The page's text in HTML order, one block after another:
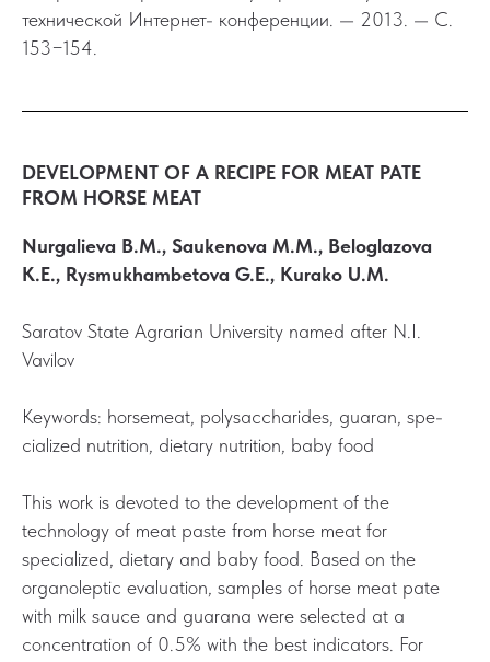
технической Интернет- конференции. — 2013. — С.
153−154.
DEVELOPMENT OF A RECIPE FOR MEAT PATE
FROM HORSE MEAT
Nurgalieva B.M., Saukenova M.M., Beloglazova
K.E., Rysmukhambetova G.E., Kurako U.M.
Saratov State Agrarian University named after N.I.
Vavilov
Keywords: horsemeat, polysaccharides, guaran, spe-
cialized nutrition, dietary nutrition, baby food
This work is devoted to the development of the
technology of meat paste from horse meat for
specialized, dietary and baby food. Based on the
organoleptic evaluation, samples of horse meat pate
with milk sauce and guarana were selected at a
concentration of 0.5% with the best indicators. For